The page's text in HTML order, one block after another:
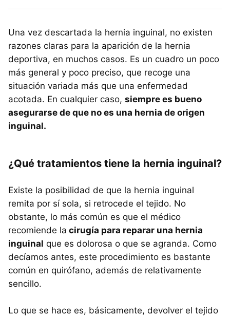
Una vez descartada la hernia inguinal, no existen
razones claras para la aparición de la hernia
deportiva, en muchos casos. Es un cuadro un poco
más general y poco preciso, que recoge una
situación variada más que una enfermedad
acotada. En cualquier caso, siempre es bueno
asegurarse de que no es una hernia de origen
inguinal.
¿Qué tratamientos tiene la hernia inguinal?
Existe la posibilidad de que la hernia inguinal
remita por sí sola, si retrocede el tejido. No
obstante, lo más común es que el médico
recomiende la cirugía para reparar una hernia
inguinal que es dolorosa o que se agranda. Como
decíamos antes, este procedimiento es bastante
común en quirófano, además de relativamente
sencillo.
Lo que se hace es, básicamente, devolver el tejido